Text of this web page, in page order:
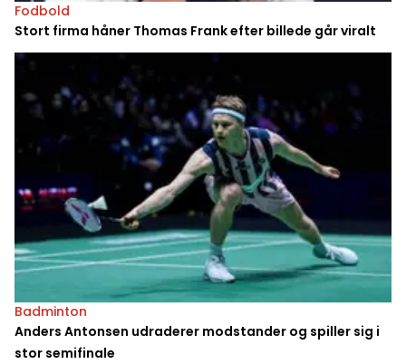
Fodbold
Stort firma håner Thomas Frank efter billede går viralt
Badminton
Anders Antonsen udraderer modstander og spiller sig i
stor semifinale